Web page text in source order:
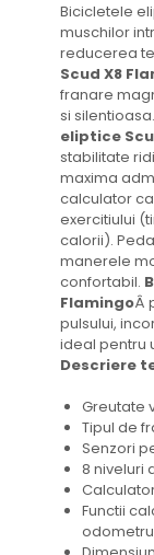
Bicicletele
muschilor
reducerea
Scud X8
franare
si
eliptice
stabilitate
maxima
calculator
exercitiului
calorii).
manerele
confortabil.
FlamingoÂ
pulsului,
ideal pentru
Descriere
Greutate
Tipul de
Senzori
8 niveluri
Functii